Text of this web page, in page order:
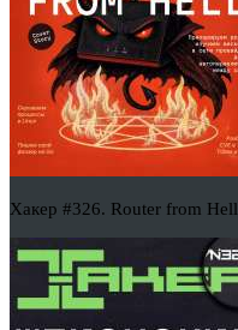
Хакер #326. Router from Hell